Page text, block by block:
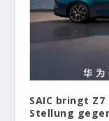
SAIC bringt
Stellung